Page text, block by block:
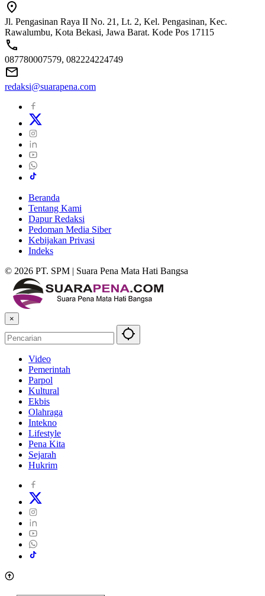
Jl. Pengasinan Raya II No. 21, Lt. 2, Kel. Pengasinan, Kec.
Rawalumbu, Kota Bekasi, Jawa Barat. Kode Pos 17115
087780007579, 082224224749
redaksi@suarapena.com
Beranda
Tentang Kami
Dapur Redaksi
Pedoman Media Siber
Kebijakan Privasi
Indeks
© 2026 PT. SPM | Suara Pena Mata Hati Bangsa
×
Video
Pemerintah
Parpol
Kultural
Ekbis
Olahraga
Intekno
Lifestyle
Pena Kita
Sejarah
Hukrim